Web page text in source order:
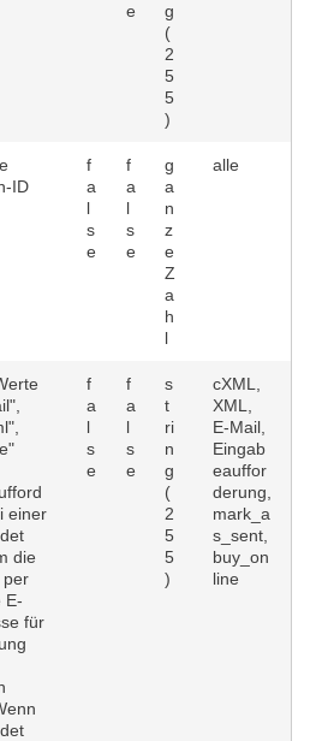
e
g
(
2
5
5
)
ID
f
a
l
s
e
f
a
l
s
e
g
a
n
z
e
Z
a
h
l
alle
einer
die
per
E-
für
f
a
l
s
e
f
a
l
s
e
s
t
ri
n
g
(
2
5
5
)
cXML,
XML,
E-Mail,
Eingab
eauffor
derung,
mark_a
s_sent,
buy_on
line